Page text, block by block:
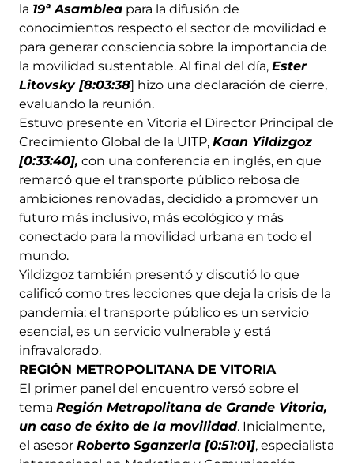
la 19ª Asamblea para la difusión de
conocimientos respecto el sector de movilidad e
para generar consciencia sobre la importancia de
la movilidad sustentable. Al final del día, Ester
Litovsky [8:03:38] hizo una declaración de cierre,
evaluando la reunión.
Estuvo presente en Vitoria el Director Principal de
Crecimiento Global de la UITP, Kaan Yildizgoz
[0:33:40], con una conferencia en inglés, en que
remarcó que el transporte público rebosa de
ambiciones renovadas, decidido a promover un
futuro más inclusivo, más ecológico y más
conectado para la movilidad urbana en todo el
mundo.
Yildizgoz también presentó y discutió lo que
calificó como tres lecciones que deja la crisis de la
pandemia: el transporte público es un servicio
esencial, es un servicio vulnerable y está
infravalorado.
REGIÓN METROPOLITANA DE VITORIA
El primer panel del encuentro versó sobre el
tema Región Metropolitana de Grande Vitoria,
un caso de éxito de la movilidad. Inicialmente,
el asesor Roberto Sganzerla [0:51:01], especialista